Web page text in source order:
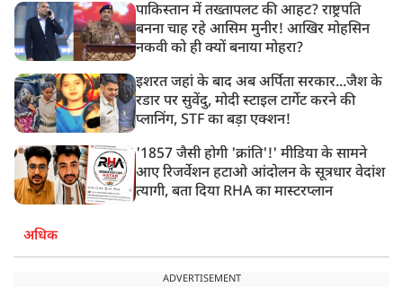
पाकिस्तान में तख्तापलट की आहट? राष्ट्रपति
बनना चाह रहे आसिम मुनीर! आखिर मोहसिन
नकवी को ही क्यों बनाया मोहरा?
इशरत जहां के बाद अब अर्पिता सरकार...जैश के
रडार पर सुवेंदु, मोदी स्टाइल टार्गेट करने की
प्लानिंग, STF का बड़ा एक्शन!
'1857 जैसी होगी 'क्रांति'!' मीडिया के सामने
आए रिजर्वेशन हटाओ आंदोलन के सूत्रधार वेदांश
त्यागी, बता दिया RHA का मास्टरप्लान
अधिक
ADVERTISEMENT